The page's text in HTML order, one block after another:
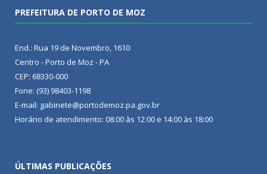
PREFEITURA DE PORTO DE MOZ
End.: Rua 19 de Novembro, 1610
Centro - Porto de Moz - PA
CEP: 68330-000
Fone: (93) 98403-1198
E-mail: gabinete@portodemoz.pa.gov.br
Horário de atendimento: 08:00 às 12:00 e 14:00 às 18:00
ÚLTIMAS PUBLICAÇÕES